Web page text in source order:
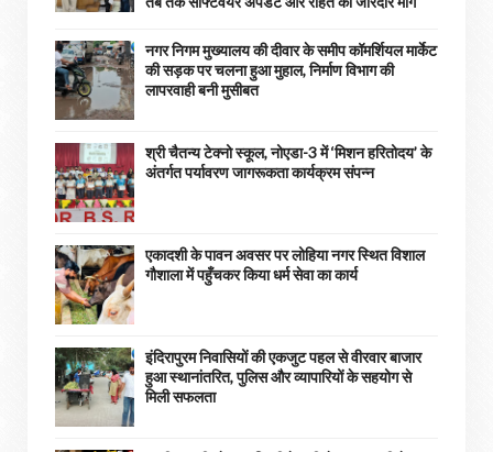
नगर निगम मुख्यालय की दीवार के समीप कॉमर्शियल मार्केट
की सड़क पर चलना हुआ मुहाल, निर्माण विभाग की
लापरवाही बनी मुसीबत
श्री चैतन्य टेक्नो स्कूल, नोएडा-3 में ‘मिशन हरितोदय’ के
अंतर्गत पर्यावरण जागरूकता कार्यक्रम संपन्न
एकादशी के पावन अवसर पर लोहिया नगर स्थित विशाल
गौशाला में पहुँचकर किया धर्म सेवा का कार्य
इंदिरापुरम निवासियों की एकजुट पहल से वीरवार बाजार
हुआ स्थानांतरित, पुलिस और व्यापारियों के सहयोग से
मिली सफलता